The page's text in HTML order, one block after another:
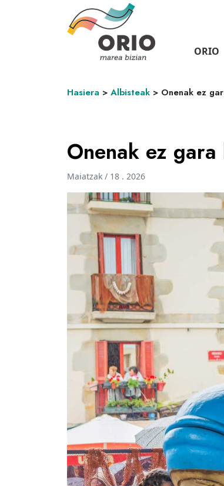
ORIO
Hasiera > Albisteak > Onenak ez
Onenak ez
Maiatzak / 18 . 2026